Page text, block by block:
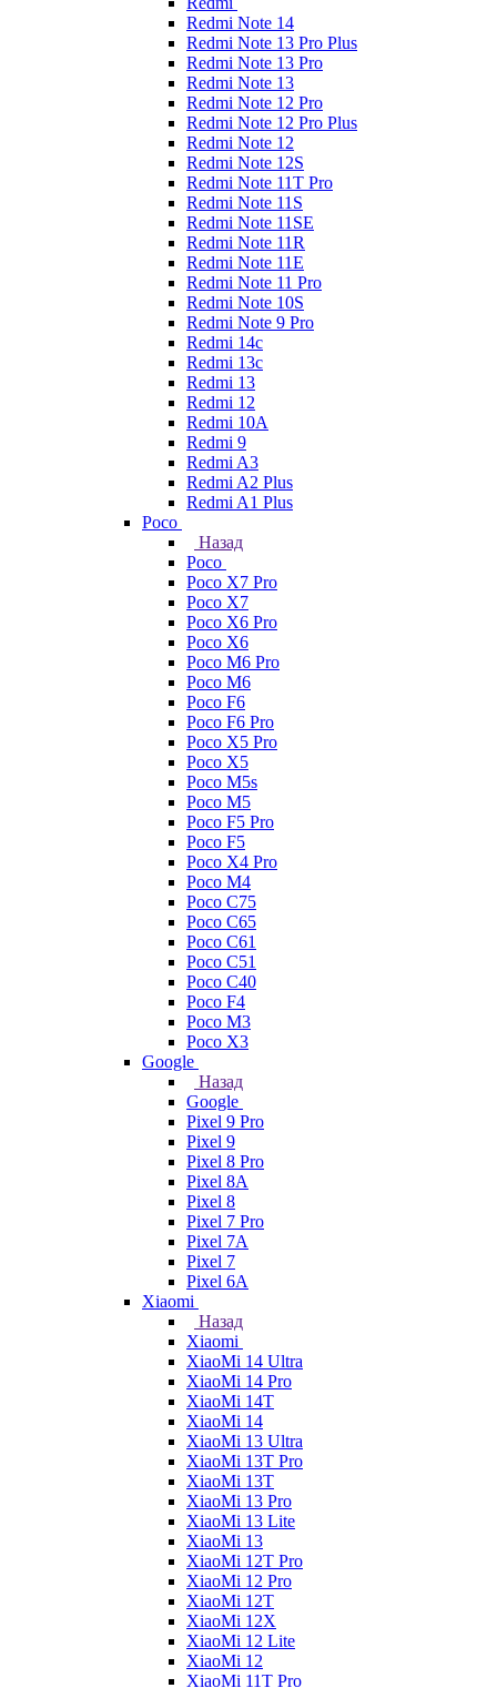
Redmi Note 14
Redmi Note 13 Pro Plus
Redmi Note 13 Pro
Redmi Note 13
Redmi Note 12 Pro
Redmi Note 12 Pro Plus
Redmi Note 12
Redmi Note 12S
Redmi Note 11T Pro
Redmi Note 11S
Redmi Note 11SE
Redmi Note 11R
Redmi Note 11E
Redmi Note 11 Pro
Redmi Note 10S
Redmi Note 9 Pro
Redmi 14c
Redmi 13c
Redmi 13
Redmi 12
Redmi 10A
Redmi 9
Redmi A3
Redmi A2 Plus
Redmi A1 Plus
Poco
Назад
Poco
Poco X7 Pro
Poco X7
Poco X6 Pro
Poco X6
Poco M6 Pro
Poco M6
Poco F6
Poco F6 Pro
Poco X5 Pro
Poco X5
Poco M5s
Poco M5
Poco F5 Pro
Poco F5
Poco X4 Pro
Poco M4
Poco C75
Poco C65
Poco C61
Poco C51
Poco C40
Poco F4
Poco M3
Poco X3
Google
Назад
Google
Pixel 9 Pro
Pixel 9
Pixel 8 Pro
Pixel 8A
Pixel 8
Pixel 7 Pro
Pixel 7A
Pixel 7
Pixel 6A
Xiaomi
Назад
Xiaomi
XiaoMi 14 Ultra
XiaoMi 14 Pro
XiaoMi 14T
XiaoMi 14
XiaoMi 13 Ultra
XiaoMi 13T Pro
XiaoMi 13T
XiaoMi 13 Pro
XiaoMi 13 Lite
XiaoMi 13
XiaoMi 12T Pro
XiaoMi 12 Pro
XiaoMi 12T
XiaoMi 12X
XiaoMi 12 Lite
XiaoMi 12
XiaoMi 11T Pro